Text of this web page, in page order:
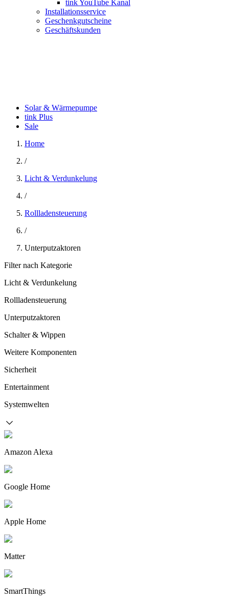
tink YouTube Kanal
Installationsservice
Geschenkgutscheine
Geschäftskunden
Solar & Wärmepumpe
tink Plus
Sale
Home
/
Licht & Verdunkelung
/
Rollladensteuerung
/
Unterputzaktoren
Filter nach Kategorie
Licht & Verdunkelung
Rollladensteuerung
Unterputzaktoren
Schalter & Wippen
Weitere Komponenten
Sicherheit
Entertainment
Systemwelten
Amazon Alexa
Google Home
Apple Home
Matter
SmartThings